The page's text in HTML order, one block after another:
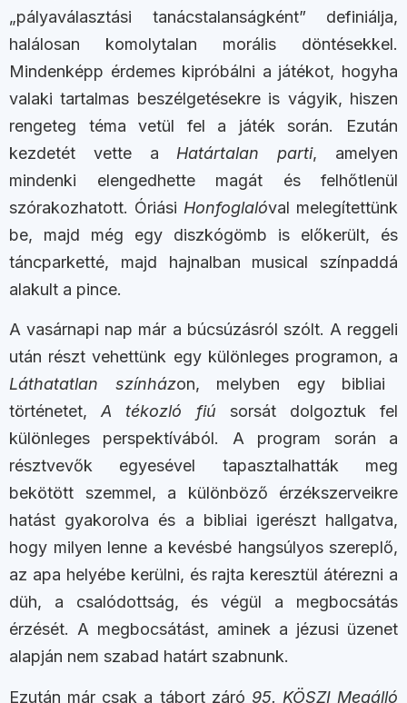
„pályaválasztási tanácstalanságként” definiálja,
halálosan komolytalan morális döntésekkel.
Mindenképp érdemes kipróbálni a játékot, hogyha
valaki tartalmas beszélgetésekre is vágyik, hiszen
rengeteg téma vetül fel a játék során. Ezután
kezdetét vette a Határtalan parti, amelyen
mindenki elengedhette magát és felhőtlenül
szórakozhatott. Óriási Honfoglalóval melegítettünk
be, majd még egy diszkógömb is előkerült, és
táncparketté, majd hajnalban musical színpaddá
alakult a pince.
A vasárnapi nap már a búcsúzásról szólt. A reggeli
után részt vehettünk egy különleges programon, a
Láthatatlan színházon, melyben egy bibliai
történetet,A tékozló fiú sorsát dolgoztuk fel
különleges perspektívából. A program során a
résztvevők egyesével tapasztalhatták meg
bekötött szemmel, a különböző érzékszerveikre
hatást gyakorolva és a bibliai igerészt hallgatva,
hogy milyen lenne a kevésbé hangsúlyos szereplő,
az apa helyébe kerülni, és rajta keresztül átérezni a
düh, a csalódottság, és végül a megbocsátás
érzését. A megbocsátást, aminek a jézusi üzenet
alapján nem szabad határt szabnunk.
Ezután már csak a tábort záró 95. KÖSZI Megálló